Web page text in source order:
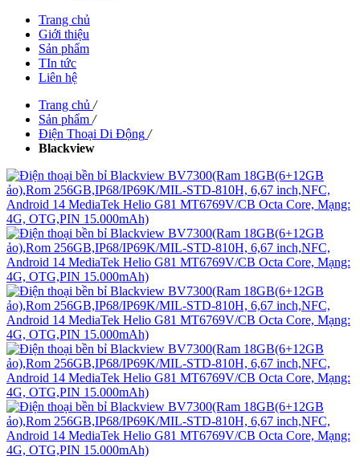
Trang chủ
Giới thiệu
Sản phẩm
TIn tức
Liên hệ
Trang chủ /
Sản phẩm /
Điện Thoại Di Động /
Blackview